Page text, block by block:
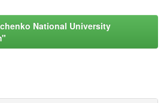
National University